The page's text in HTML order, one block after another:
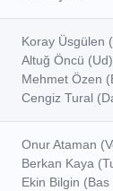
Koray Üsgülen
Altuğ Öncü (Ud)
Mehmet Özen
Cengiz Tural
Onur Ataman
Berkan Kaya
Ekin Bilgin (Bas